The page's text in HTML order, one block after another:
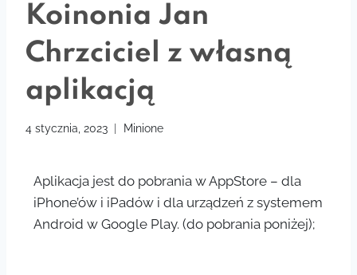
Koinonia Jan
Chrzciciel z własną
aplikacją
4 stycznia, 2023 Minione
Aplikacja jest do pobrania w AppStore – dla
iPhone’ów i iPadów i dla urządzeń z systemem
Android w Google Play. (do pobrania poniżej);